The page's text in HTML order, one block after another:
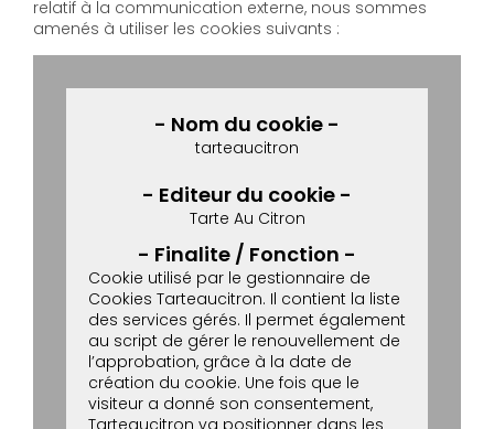
relatif à la communication externe, nous sommes
amenés à utiliser les cookies suivants :
tarteaucitron
Tarte Au Citron
Cookie utilisé par le gestionnaire de
Cookies Tarteaucitron. Il contient la liste
des services gérés. Il permet également
au script de gérer le renouvellement de
l’approbation, grâce à la date de
création du cookie. Une fois que le
visiteur a donné son consentement,